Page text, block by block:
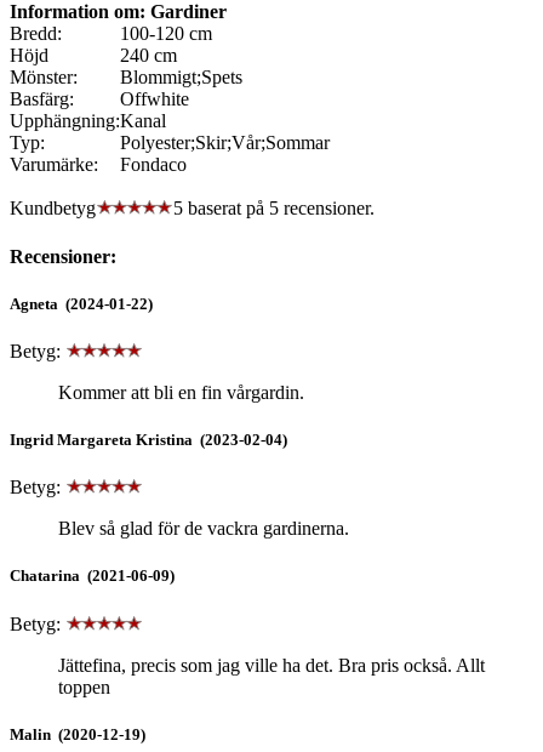
Information om: Gardiner
Bredd:
100-120 cm
Höjd
240 cm
Mönster:
Blommigt;Spets
Basfärg:
Offwhite
Upphängning:Kanal
Typ:
Polyester;Skir;Vår;Sommar
Varumärke:
Fondaco
Kundbetyg 5 baserat på 5 recensioner.
Recensioner:
Agneta (2024-01-22)
Betyg:
Kommer att bli en fin vårgardin.
Ingrid Margareta Kristina (2023-02-04)
Betyg:
Blev så glad för de vackra gardinerna.
Chatarina (2021-06-09)
Betyg:
Jättefina, precis som jag ville ha det. Bra pris också. Allt
toppen
Malin (2020-12-19)